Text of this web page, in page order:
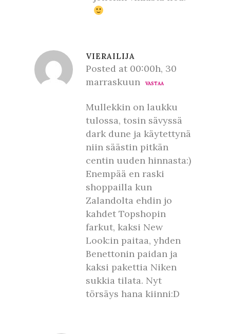
VIERAILIJA
Posted at 00:00h, 30
marraskuun
VASTAA
Mullekkin on laukku
tulossa, tosin sävyssä
dark dune ja käytettynä
niin säästin pitkän
centin uuden hinnasta:)
Enempää en raski
shoppailla kun
Zalandolta ehdin jo
kahdet Topshopin
farkut, kaksi New
Look:in paitaa, yhden
Benettonin paidan ja
kaksi pakettia Niken
sukkia tilata. Nyt
törsäys hana kiinni:D